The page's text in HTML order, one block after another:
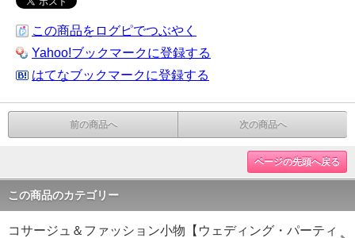
この商品をログピでつぶやく
Yahoo!ブックマークに登録する
はてなブックマークに登録する
前の商品へ 次の商品へ
ページの先頭へ戻る
この商品のカテゴリー
コサージュ＆ファッション小物【ウェディング・パーティ